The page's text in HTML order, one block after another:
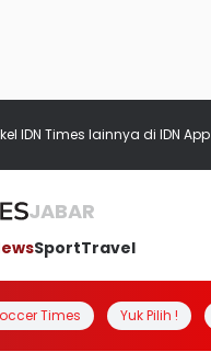
IDN Times lainnya di IDN App
JABAR
SportTravel
Times Yuk Pilih !